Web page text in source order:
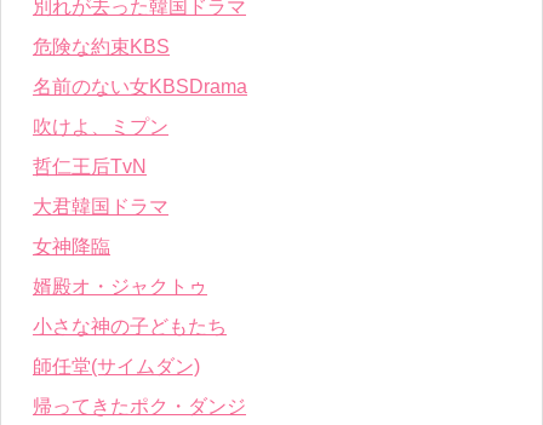
別れが去った韓国ドラマ
危険な約束KBS
名前のない女KBSDrama
吹けよ、ミプン
哲仁王后TvN
大君韓国ドラマ
女神降臨
婿殿オ・ジャクトゥ
小さな神の子どもたち
師任堂(サイムダン)
帰ってきたポク・ダンジ